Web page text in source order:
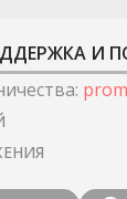
И
: